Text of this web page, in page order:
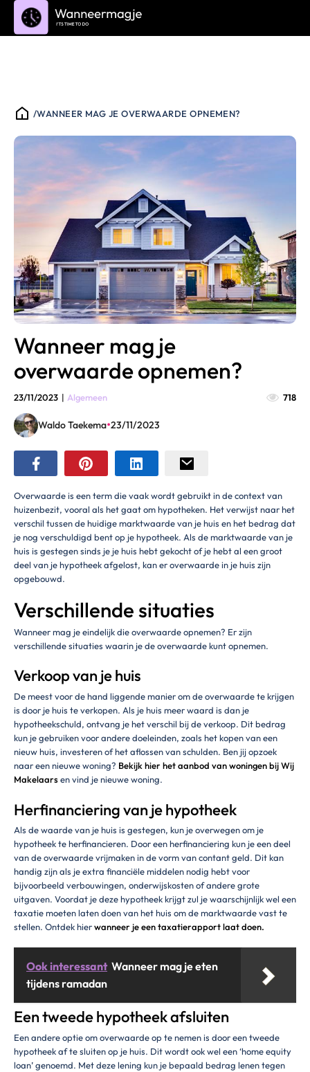
/WANNEER MAG JE OVERWAARDE OPNEMEN?
Wanneer mag je
overwaarde opnemen?
23/11/2023 | Algemeen 718
Waldo Taekema•23/11/2023
Overwaarde is een term die vaak wordt gebruikt in de context van
huizenbezit, vooral als het gaat om hypotheken. Het verwijst naar het
verschil tussen de huidige marktwaarde van je huis en het bedrag dat
je nog verschuldigd bent op je hypotheek. Als de marktwaarde van je
huis is gestegen sinds je je huis hebt gekocht of je hebt al een groot
deel van je hypotheek afgelost, kan er overwaarde in je huis zijn
opgebouwd.
Verschillende situaties
Wanneer mag je eindelijk die overwaarde opnemen? Er zijn
verschillende situaties waarin je de overwaarde kunt opnemen.
Verkoop van je huis
De meest voor de hand liggende manier om de overwaarde te krijgen
is door je huis te verkopen. Als je huis meer waard is dan je
hypotheekschuld, ontvang je het verschil bij de verkoop. Dit bedrag
kun je gebruiken voor andere doeleinden, zoals het kopen van een
nieuw huis, investeren of het aflossen van schulden. Ben jij opzoek
naar een nieuwe woning? Bekijk hier het aanbod van woningen bij Wij
Makelaarsen vind je nieuwe woning.
Herfinanciering van je hypotheek
Als de waarde van je huis is gestegen, kun je overwegen om je
hypotheek te herfinancieren. Door een herfinanciering kun je een deel
van de overwaarde vrijmaken in de vorm van contant geld. Dit kan
handig zijn als je extra financiële middelen nodig hebt voor
bijvoorbeeld verbouwingen, onderwijskosten of andere grote
uitgaven. Voordat je deze hypotheek krijgt zul je waarschijnlijk wel een
taxatie moeten laten doen van het huis om de marktwaarde vast te
stellen. Ontdek hierwanneer je een taxatierapport laat doen.
Ook interessant Wanneer mag je eten
tijdens ramadan
Een tweede hypotheek afsluiten
Een andere optie om overwaarde op te nemen is door een tweede
hypotheek af te sluiten op je huis. Dit wordt ook wel een ‘home equity
loan’ genoemd. Met deze lening kun je bepaald bedrag lenen tegen